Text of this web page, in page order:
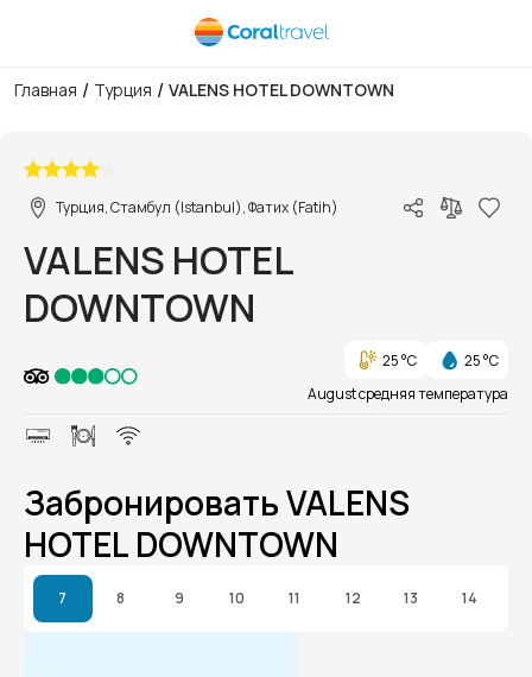
Главная / Турция / VALENS HOTEL DOWNTOWN
Турция, Стамбул (Istanbul), Фатих (Fatih)
VALENS HOTEL
DOWNTOWN
25 °C
25 °C
August средняя температура
Забронировать VALENS
HOTEL DOWNTOWN
7 8 9 10 11 12 13 14